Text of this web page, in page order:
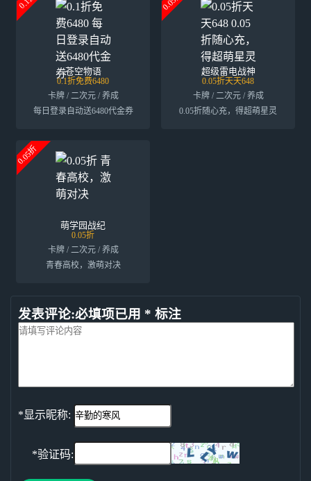
苍空物语
0.1折免费6480
卡牌 / 二次元 / 养成
每日登录自动送6480代金券
超级雷电战神
0.05折天天648
卡牌 / 二次元 / 养成
0.05折随心充，得超萌星灵
0.05折
萌学园战纪
0.05折
卡牌 / 二次元 / 养成
青春高校，激萌对决
发表评论:必填项已用 * 标注
*显示昵称:
*验证码: